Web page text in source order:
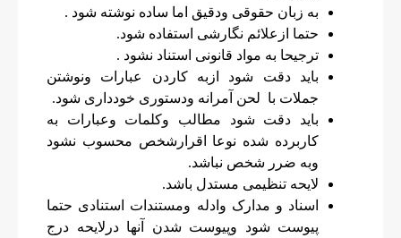
به زبان حقوقی ودقیق اما ساده نوشته شود .
حتما ازعلائم نگارشی استفاده شود.
ترجیحا به مواد قانونی استناد نشود .
باید دقت شود ازبه کاردن عبارات ونوشتن
جملات با لحن آمرانه ودستوری خودداری شود.
باید دقت شود مطالب وکلمات وعبارات به
کاربرده شده نوعا اقرارشخص محسوب نشود
وبه ضرر شخص نباشد.
لایحه تنظیمی مستدل باشد.
اسناد و مدارک وادله ومستندات استنادی حتما
پیوست شود وپیوست شدن آنها درلایحه درج